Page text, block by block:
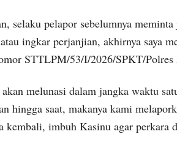
selaku pelapor sebelumnya
ingkar perjanjian, akhirnya saya
STTLPM/53/I/2026/SPKT/Polres
melunasi dalam jangka waktu
hingga saat, makanya kami
kembali, imbuh Kasinu agar perkara